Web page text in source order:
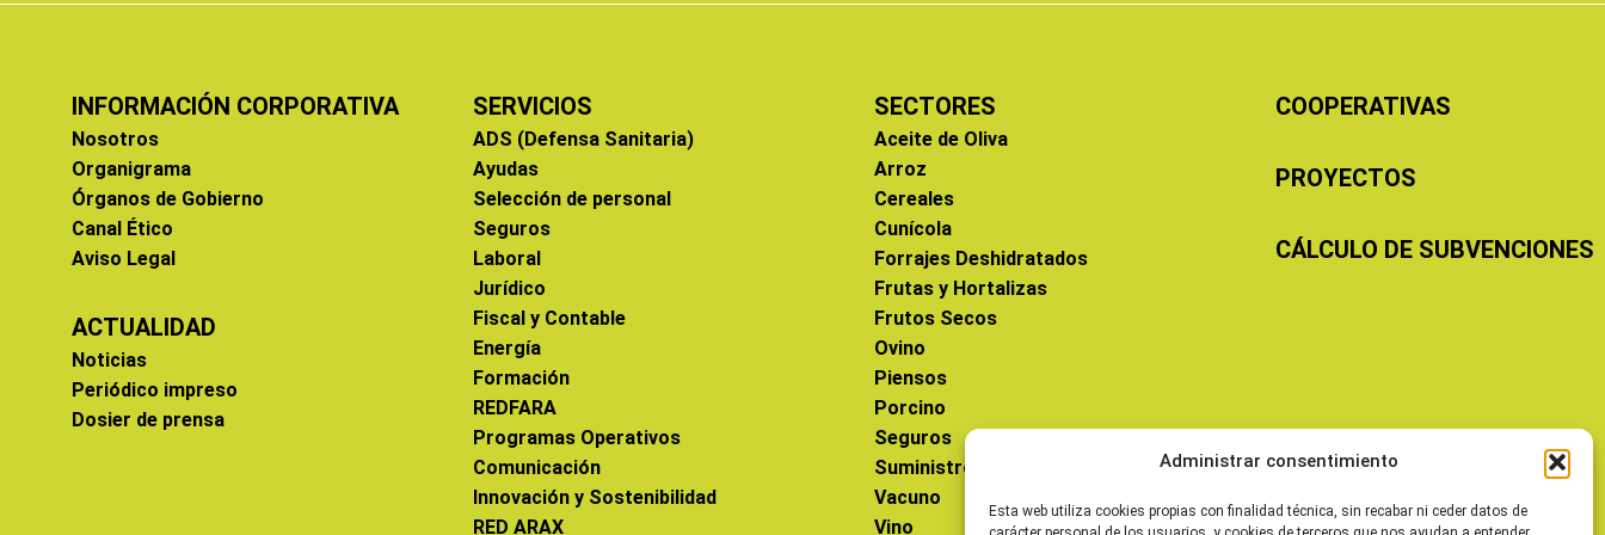
Administrar consentimiento
Esta web utiliza cookies propias con finalidad técnica, sin recabar ni ceder datos de
INFORMACIÓN CORPORATIVA
Nosotros
Organigrama
Órganos de Gobierno
Canal Ético
Aviso Legal
ACTUALIDAD
Noticias
Periódico impreso
Dosier de prensa
SERVICIOS
ADS (Defensa Sanitaria)
Ayudas
Selección de personal
Seguros
Laboral
Jurídico
Fiscal y Contable
Energía
Formación
REDFARA
Programas Operativos
Comunicación
Innovación y Sostenibilidad
RED ARAX
SECTORES
Aceite de Oliva
Arroz
Cereales
Cunícola
Forrajes Deshidratados
Frutas y Hortalizas
Frutos Secos
Ovino
Piensos
Porcino
Seguros
Suministros
Vacuno
Vino
COOPERATIVAS
PROYECTOS
CÁLCULO DE SUBVENCIONES